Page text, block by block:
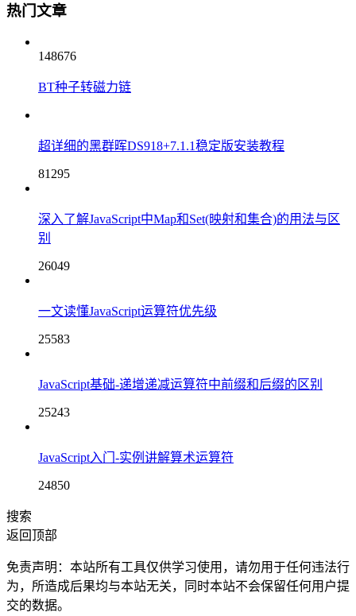
热门文章
148676
BT种子转磁力链
超详细的黑群晖DS918+7.1.1稳定版安装教程
81295
深入了解JavaScript中Map和Set(映射和集合)的用法与区
别
26049
一文读懂JavaScript运算符优先级
25583
JavaScript基础-递增递减运算符中前缀和后缀的区别
25243
JavaScript入门-实例讲解算术运算符
24850
搜索
返回顶部
免责声明：本站所有工具仅供学习使用，请勿用于任何违法行
为，所造成后果均与本站无关，同时本站不会保留任何用户提
交的数据。